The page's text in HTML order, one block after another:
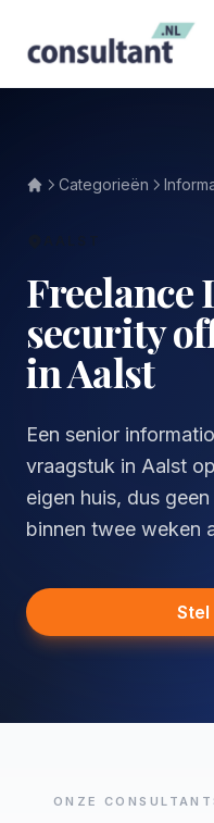
Categorieën
security
in Aalst
Een senior
vraagstuk in Aalst
eigen huis, dus
binnen twee weken
Stel
ONZE